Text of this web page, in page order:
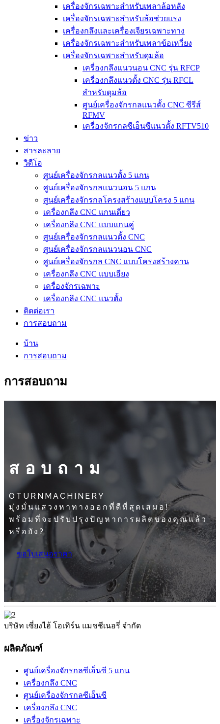
เครื่องจักรเฉพาะสำหรับเพลาล้อหลัง
เครื่องจักรเฉพาะสำหรับล้อช่วยแรง
เครื่องกลึงและเครื่องเจียรเฉพาะทาง
เครื่องจักรเฉพาะสำหรับเพลาข้อเหวี่ยง
เครื่องจักรเฉพาะสำหรับดุมล้อ
เครื่องกลึงแนวนอน CNC รุ่น RFCP
เครื่องกลึงแนวตั้ง CNC รุ่น RFCL
สำหรับดุมล้อ
ศูนย์เครื่องจักรกลแนวตั้ง CNC ซีรีส์
RFMV
เครื่องจักรกลซีเอ็นซีแนวตั้ง RFTV510
ข่าว
สารละลาย
วิดีโอ
ศูนย์เครื่องจักรกลแนวตั้ง 5 แกน
ศูนย์เครื่องจักรกลแนวนอน 5 แกน
ศูนย์เครื่องจักรกลโครงสร้างแบบโครง 5 แกน
เครื่องกลึง CNC แกนเดี่ยว
เครื่องกลึง CNC แบบแกนคู่
ศูนย์เครื่องจักรกลแนวตั้ง CNC
ศูนย์เครื่องจักรกลแนวนอน CNC
ศูนย์เครื่องจักรกล CNC แบบโครงสร้างคาน
เครื่องกลึง CNC แบบเอียง
เครื่องจักรเฉพาะ
เครื่องกลึง CNC แนวตั้ง
ติดต่อเรา
การสอบถาม
บ้าน
การสอบถาม
การสอบถาม
สอบถาม
OTURNMACHINERY
มุ่งมั่นแสวงหาทางออกที่ดีที่สุดเสมอ!
พร้อมที่จะปรับปรุงปัญหาการผลิตของคุณแล้ว
หรือยัง?
ขอใบเสนอราคา
บริษัท เซี่ยงไฮ้ โอเทิร์น แมชชีเนอรี่ จำกัด
ผลิตภัณฑ์
ศูนย์เครื่องจักรกลซีเอ็นซี 5 แกน
เครื่องกลึง CNC
ศูนย์เครื่องจักรกลซีเอ็นซี
เครื่องกลึง CNC
เครื่องจักรเฉพาะ